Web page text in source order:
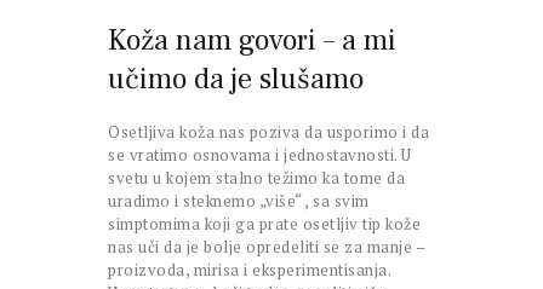
Koža nam govori – a mi
učimo da je slušamo
Osetljiva koža nas poziva da usporimo i da
se vratimo osnovama i jednostavnosti. U
svetu u kojem stalno težimo ka tome da
uradimo i steknemo „više“ , sa svim
simptomima koji ga prate osetljiv tip kože
nas uči da je bolje opredeliti se za manje –
proizvoda, mirisa i eksperimentisanja.